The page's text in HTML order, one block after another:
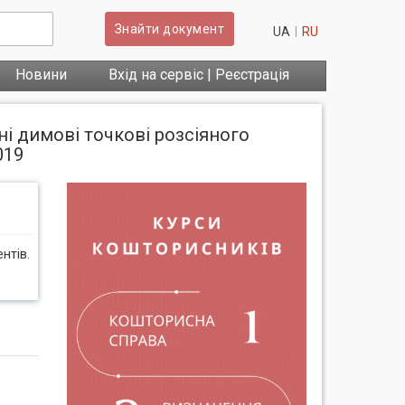
Знайти документ UA RU
Новини Вхід на сервіс | Реєстрація
димові точкові розсіяного